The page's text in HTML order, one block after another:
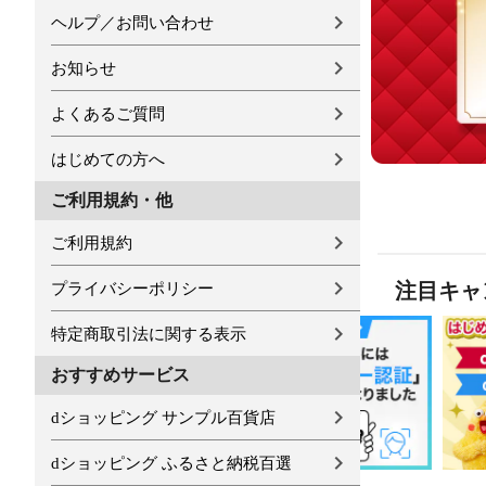
ヘルプ／お問い合わせ
お知らせ
よくあるご質問
はじめての方へ
ご利用規約・他
ご利用規約
プライバシーポリシー
特定商取引法に関する表示
おすすめサービス
dショッピング サンプル百貨店
dショッピング ふるさと納税百選
注目キ